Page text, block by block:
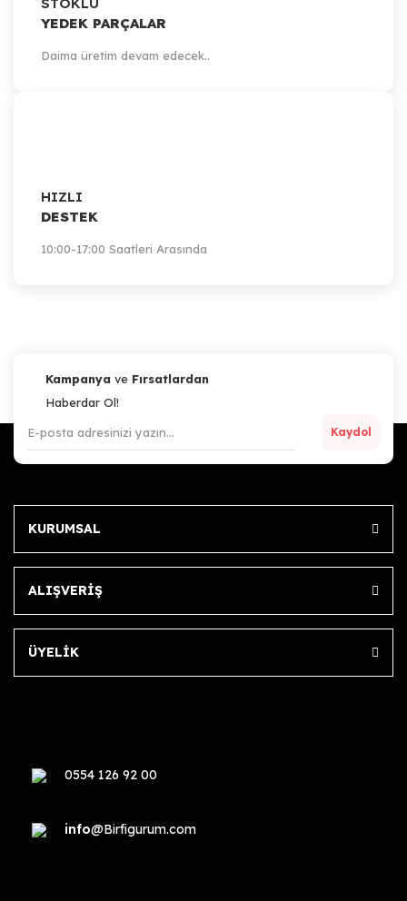
YEDEK PARÇALAR
Daima üretim devam edecek..
HIZLI
DESTEK
10:00-17:00 Saatleri Arasında
Kampanya ve Fırsatlardan
Haberdar Ol!
Kaydol
KURUMSAL
ALIŞVERİŞ
ÜYELİK
0554 126 92 00
info@Birfigurum.com